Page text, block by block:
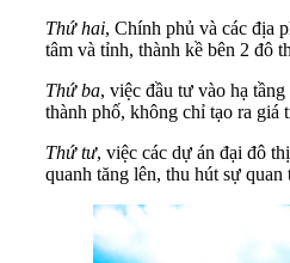
Thứ hai, Chính phủ và các địa
tâm và tỉnh, thành kề bên 2 đô
Thứ ba, việc đầu tư vào hạ
thành phố, không chỉ tạo ra
Thứ tư, việc các dự án đại đô
quanh tăng lên, thu hút sự quan